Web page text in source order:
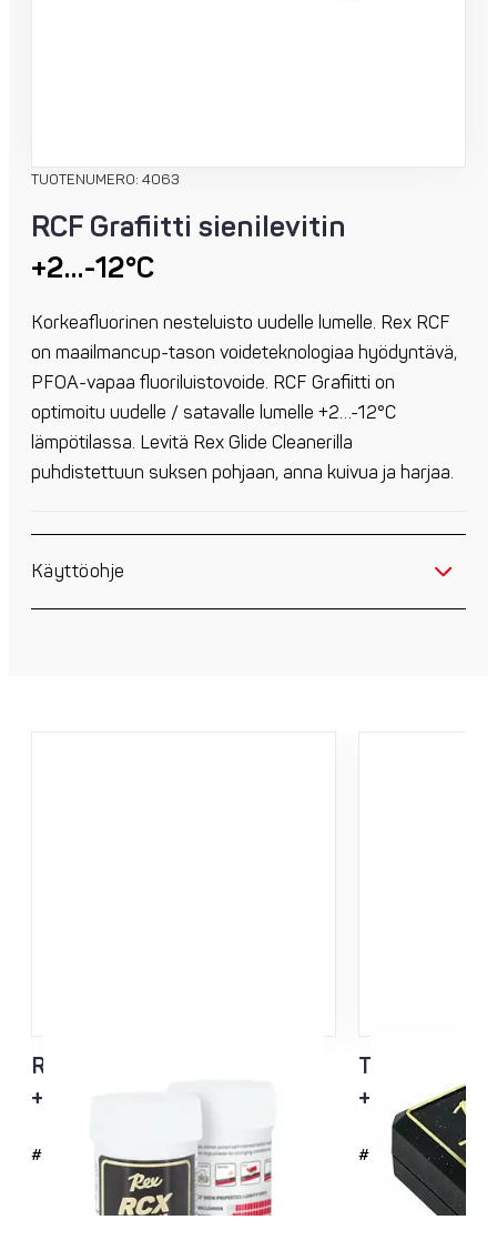
TUOTENUMERO: 4063
RCF Grafiitti sienilevitin
+2…-12°C
Korkeafluorinen nesteluisto uudelle lumelle. Rex RCF
on maailmancup-tason voideteknologiaa hyödyntävä,
PFOA-vapaa fluoriluistovoide. RCF Grafiitti on
optimoitu uudelle / satavalle lumelle +2…-12°C
lämpötilassa. Levitä Rex Glide Cleanerilla
puhdistettuun suksen pohjaan, anna kuivua ja harjaa.
Käyttöohje
RCX Fluoripulveri
+2...-20°C
#4101
TK-245
+5...-5°C
#4811